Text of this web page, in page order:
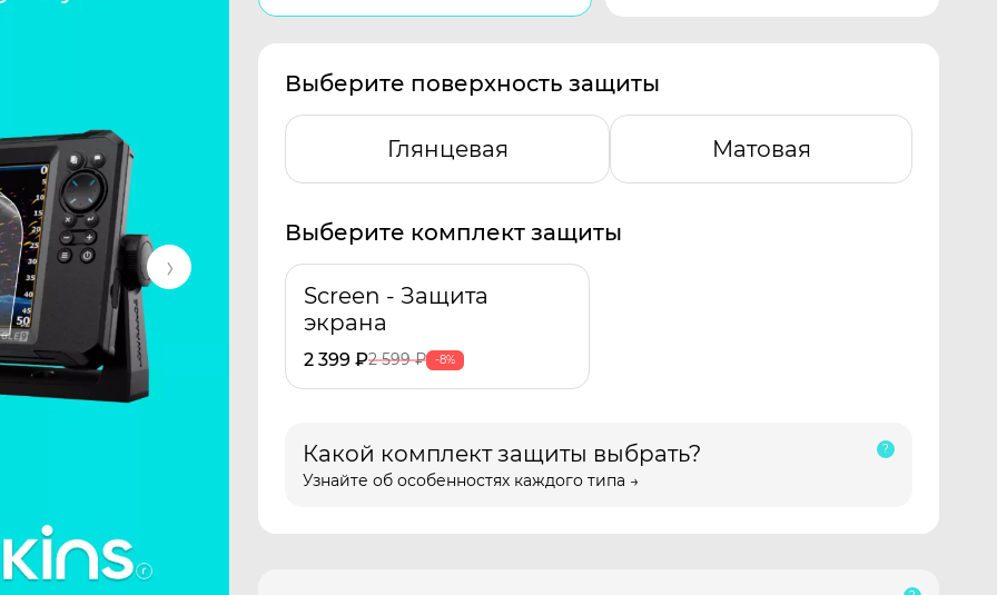
Выберите поверхность защиты
Глянцевая Матовая
Выберите комплект защиты
Screen - Защита
экрана
2 399 ₽2 599₽ -8%
Какой комплект защиты выбрать?
Узнайте об особенностях каждого типа →